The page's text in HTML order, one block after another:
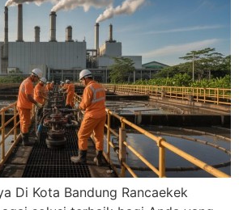
Di Kota Bandung Rancaekek